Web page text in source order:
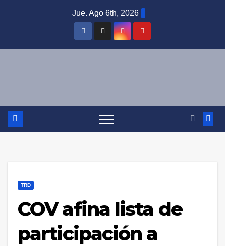
Jue. Ago 6th, 2026
TRD
COV afina lista de
participación a